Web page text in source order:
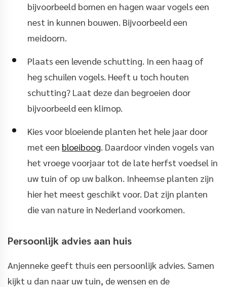
bijvoorbeeld bomen en hagen waar vogels een
nest in kunnen bouwen. Bijvoorbeeld een
meidoorn.
Plaats een levende schutting. In een haag of
heg schuilen vogels. Heeft u toch houten
schutting? Laat deze dan begroeien door
bijvoorbeeld een klimop.
Kies voor bloeiende planten het hele jaar door
met een bloeiboog. Daardoor vinden vogels van
het vroege voorjaar tot de late herfst voedsel in
uw tuin of op uw balkon. Inheemse planten zijn
hier het meest geschikt voor. Dat zijn planten
die van nature in Nederland voorkomen.
Persoonlijk advies aan huis
Anjenneke geeft thuis een persoonlijk advies. Samen
kijkt u dan naar uw tuin, de wensen en de